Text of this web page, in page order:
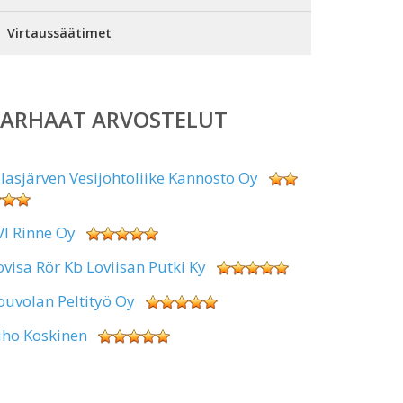
Virtaussäätimet
ARVOSTELUT
Vesijohtoliike Kannosto Oy
Rinne Oy
Rör Kb Loviisan Putki Ky
Peltityö Oy
Koskinen